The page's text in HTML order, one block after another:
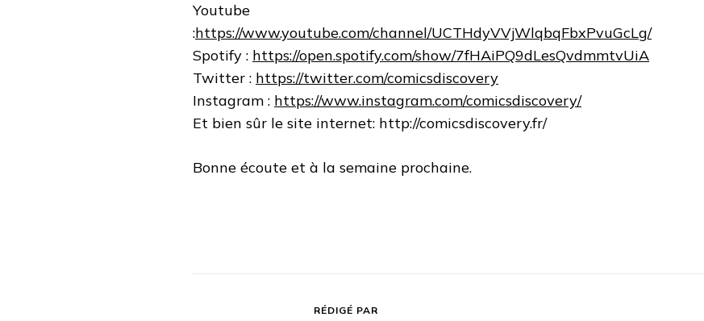
Youtube
:https://www.youtube.com/channel/UCTHdyVVjWlqbqFbxPvuGcLg/
Spotify : https://open.spotify.com/show/7fHAiPQ9dLesQvdmmtvUiA
Twitter : https://twitter.com/comicsdiscovery
Instagram : https://www.instagram.com/comicsdiscovery/
Et bien sûr le site internet: http://comicsdiscovery.fr/
Bonne écoute et à la semaine prochaine.
RÉDIGÉ PAR